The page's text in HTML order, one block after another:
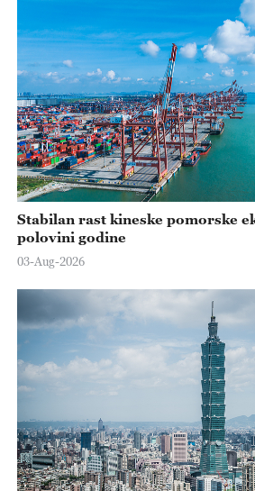
Stabilan rast kineske pomorske
polovini godine
03-Aug-2026